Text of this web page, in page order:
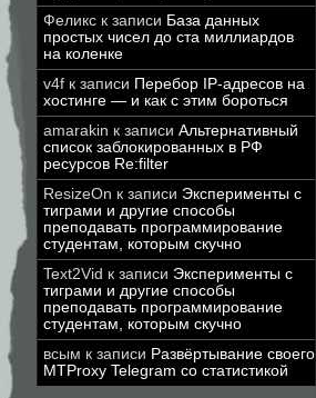
Феликс к записи База данных
простых чисел до ста миллиардов
на коленке
v4f к записи Перебор IP-адресов на
хостинге — и как с этим бороться
amarakin к записи Альтернативный
список заблокированных в РФ
ресурсов Re:filter
ResizeOn к записи Эксперименты с
тиграми и другие способы
преподавать программирование
студентам, которым скучно
Text2Vid к записи Эксперименты с
тиграми и другие способы
преподавать программирование
студентам, которым скучно
всым к записи Развёртывание своего
MTProxy Telegram со статистикой